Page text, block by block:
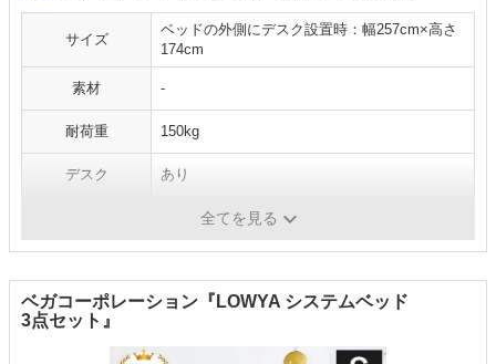
サイズ
ベッドの外側にデスク設置時：幅257cm×高さ
174cm
素材 -
耐荷重 150kg
デスク あり
はしご全てを見る
ベガコーポレーション『LOWYA システムベッド
3点セット』